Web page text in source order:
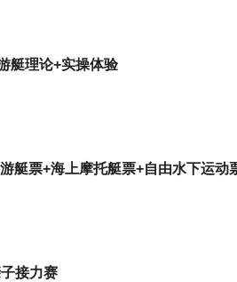
艇理论+实操体验
艇票+海上摩托艇票+自由水下运动
接力赛